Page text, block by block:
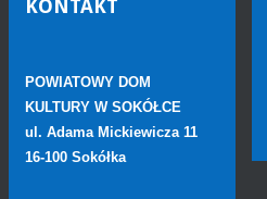
KONTAKT
POWIATOWY DOM
KULTURY W SOKÓŁCE
ul. Adama Mickiewicza 11
16-100 Sokółka